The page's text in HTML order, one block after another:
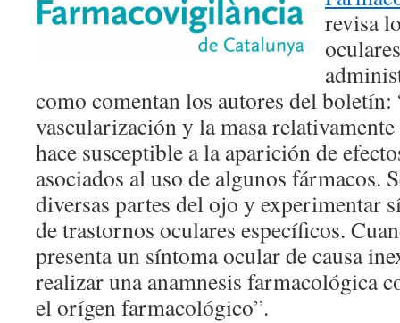
revisa
como comentan los autores del boletín:
vascularización y la masa
hace susceptible a la aparición de
asociados al uso de algunos fármacos.
diversas partes del ojo y experimentar
de trastornos oculares específicos.
presenta un síntoma ocular de causa
realizar una anamnesis farmacológica
el orígen farmacológico”.